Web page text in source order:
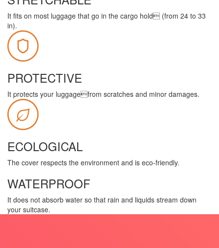
It fits on most luggage that go in the cargo hold (from 24 to 33
in).
PROTECTIVE
It protects your luggagefrom scratches and minor damages.
ECOLOGICAL
The cover respects the environment and is eco-friendly.
WATERPROOF
It does not absorb water so that rain and liquids stream down
your suitcase.